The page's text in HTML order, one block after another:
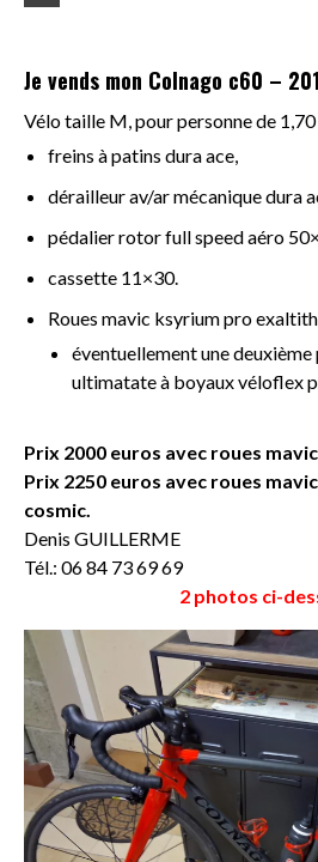
Je vends mon Colnago c60 –
Vélo taille M, pour personne de 1,70
freins à patins dura ace,
dérailleur av/ar mécanique dura
pédalier rotor full speed aéro
cassette 11×30.
Roues mavic ksyrium pro exaltith
éventuellement une
ultimatate à boyaux véloflex
Prix 2000 euros avec roues
Prix 2250 euros avec roues
cosmic.
Denis GUILLERME
Tél.: 06 84 73 69 69
2 photos ci-